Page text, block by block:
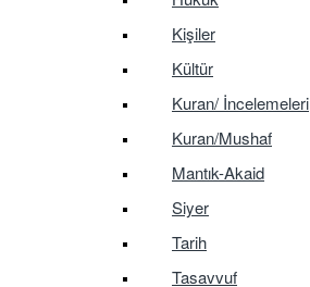
Kişiler
Kültür
Kuran/ İncelemeleri
Kuran/Mushaf
Mantık-Akaid
Siyer
Tarih
Tasavvuf